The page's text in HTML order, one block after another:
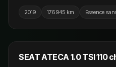
2019 176 945 km Essence
SEAT ATECA 1.0 TSI